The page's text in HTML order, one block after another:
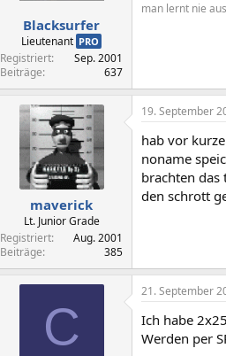
Blacksurfer
Lieutenant PRO
Registriert
Sep. 2001
Beiträge
637
man lernt nie
maverick
Lt. Junior Grade
Registriert
Aug. 2001
Beiträge
385
19. September
hab vor
noname
brachten das
den schrott
C
21. September
Ich habe
Werden per